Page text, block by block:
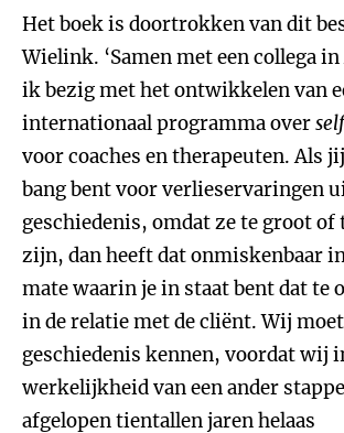
Het boek is doortrokken van dit
Wielink. ‘Samen met een collega
ik bezig met het ontwikkelen van
internationaal programma over
voor coaches en therapeuten. Als
bang bent voor verlieservaringen
geschiedenis, omdat ze te groot
zijn, dan heeft dat onmiskenbaar
mate waarin je in staat bent dat te
in de relatie met de cliënt. Wij
geschiedenis kennen, voordat wij
werkelijkheid van een ander
afgelopen tientallen jaren helaas